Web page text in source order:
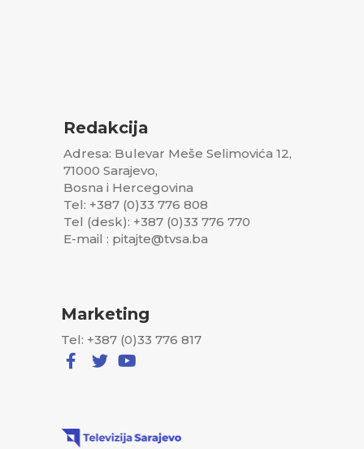
Redakcija
Adresa: Bulevar Meše Selimovića 12,
71000 Sarajevo,
Bosna i Hercegovina
Tel: +387 (0)33 776 808
Tel (desk): +387 (0)33 776 770
E-mail : pitajte@tvsa.ba
Marketing
Tel: +387 (0)33 776 817